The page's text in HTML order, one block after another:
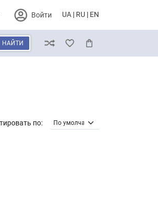
Войти UA RU EN
НАЙТИ СравнениеИзбранноеКорзина
по: